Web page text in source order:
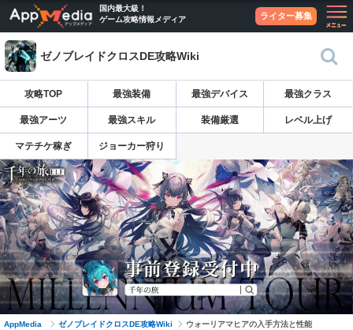
国内最大級！
ゲーム攻略情報メディア
ライター募集
ゼノブレイドクロスDE攻略Wiki
攻略TOP 最強装備 最強デバイス 最強クラス
最強アーツ 最強スキル 装備厳選 レベル上げ
マテチケ稼ぎ ジョーカー狩り
AppMedia ゼノブレイドクロスDE攻略Wiki ウォーリアマヒアの入手方法と性能